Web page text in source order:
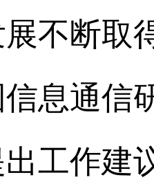
不断取
通信研
工作建